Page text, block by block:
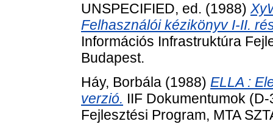
UNSPECIFIED, ed. (1988)
Felhasználói kézikönyv I-II.
Információs Infrastruktúra
Budapest.
Háy, Borbála (1988) ELLA :
verzió. IIF Dokumentumok
Fejlesztési Program, MTA